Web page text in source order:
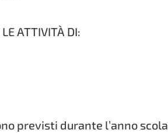
ATTIVITÀ DI:
previsti durante l’anno